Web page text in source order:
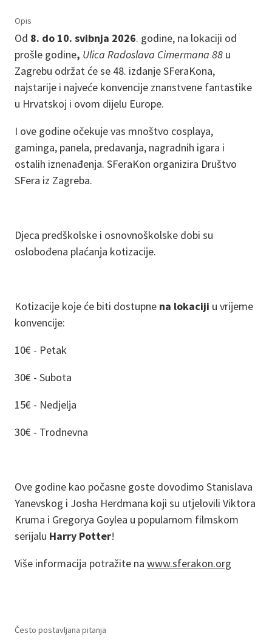
Opis
Od 8. do 10. svibnja 2026. godine, na lokaciji od
prošle godine, Ulica Radoslava Cimermana 88 u
Zagrebu održat će se 48. izdanje SFeraKona,
najstarije i najveće konvencije znanstvene fantastike
u Hrvatskoj i ovom dijelu Europe.
I ove godine očekuje vas mnoštvo cosplaya,
gaminga, panela, predavanja, nagradnih igara i
ostalih iznenađenja. SFeraKon organizira Društvo
SFera iz Zagreba.
Djeca predškolske i osnovnoškolske dobi su
oslobođena plaćanja kotizacije.
Kotizacije koje će biti dostupne na lokaciji u vrijeme
konvencije:
10€ - Petak
30€ - Subota
15€ - Nedjelja
30€ - Trodnevna
Ove godine kao počasne goste dovodimo Stanislava
Yanevskog i Josha Herdmana koji su utjelovili Viktora
Kruma i Gregorya Goylea u popularnom filmskom
serijalu Harry Potter!
Više informacija potražite na www.sferakon.org
Često postavljana pitanja